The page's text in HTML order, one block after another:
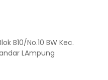
B10/No.10 BW Kec.
LAmpung